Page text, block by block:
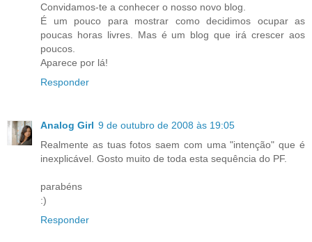
Convidamos-te a conhecer o nosso novo blog.
É um pouco para mostrar como decidimos ocupar as
poucas horas livres. Mas é um blog que irá crescer aos
poucos.
Aparece por lá!
Responder
Analog Girl 9 de outubro de 2008 às 19:05
Realmente as tuas fotos saem com uma "intenção" que é
inexplicável. Gosto muito de toda esta sequência do PF.
parabéns
:)
Responder